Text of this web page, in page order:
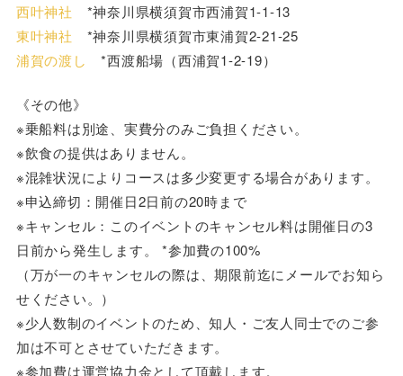
西叶神社 *神奈川県横須賀市西浦賀1-1-13
東叶神社 *神奈川県横須賀市東浦賀2-21-25
浦賀の渡し
*西渡船場（西浦賀1-2-19）
《その他》
※乗船料は別途、実費分のみご負担ください。
※飲食の提供はありません。
※混雑状況によりコースは多少変更する場合があります。
※申込締切：開催日2日前の20時まで
※キャンセル：このイベントのキャンセル料は開催日の3
日前から発生します。 *参加費の100%
（万が一のキャンセルの際は、期限前迄にメールでお知ら
せください。）
※少人数制のイベントのため、知人・ご友人同士でのご参
加は不可とさせていただきます。
※参加費は運営協力金として頂戴します。